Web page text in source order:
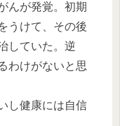
んが発覚。初期
うけて、その後
していた。逆
わけがないと思
し健康には自信